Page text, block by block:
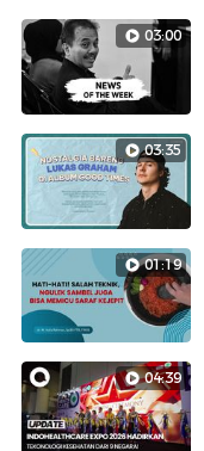
03:00
03:35
01:19
04:39